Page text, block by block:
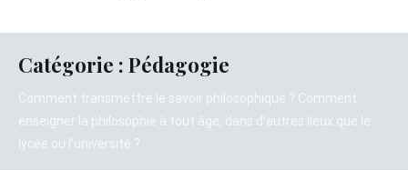
Catégorie : Pédagogie
Comment transmettre le savoir philosophique ? Comment
enseigner la philosophie à tout âge, dans d’autres lieux que le
lycée ou l’université ?